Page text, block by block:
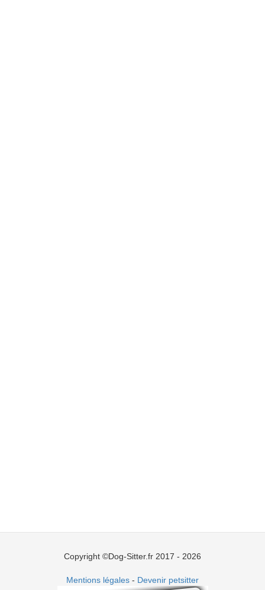
Copyright ©Dog-Sitter.fr 2017 - 2026
Mentions légales - Devenir petsitter